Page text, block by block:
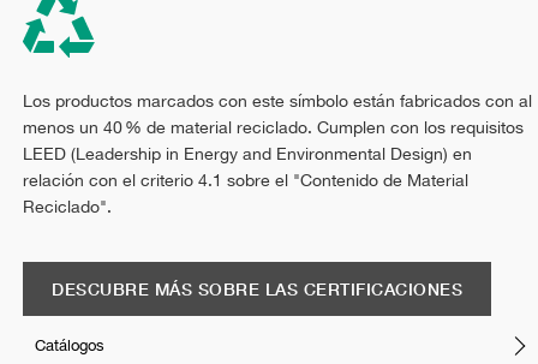
Los productos marcados con este símbolo están fabricados con al
menos un 40 % de material reciclado. Cumplen con los requisitos
LEED (Leadership in Energy and Environmental Design) en
relación con el criterio 4.1 sobre el "Contenido de Material
Reciclado".
DESCUBRE MÁS SOBRE LAS CERTIFICACIONES
Catálogos